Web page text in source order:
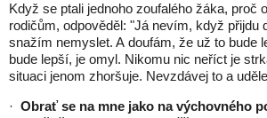
Když se ptali jednoho zoufalého žáka, proč
rodičům, odpověděl: "Já nevím, když přijdu
snažím nemyslet. A doufám, že už to bude
bude lepší, je omyl. Nikomu nic neříct je
situaci jenom zhoršuje. Nevzdávej to a
· Obrať se na mne jako na výchovného